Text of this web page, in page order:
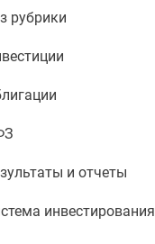
рубрики
и отчеты
инвестирования